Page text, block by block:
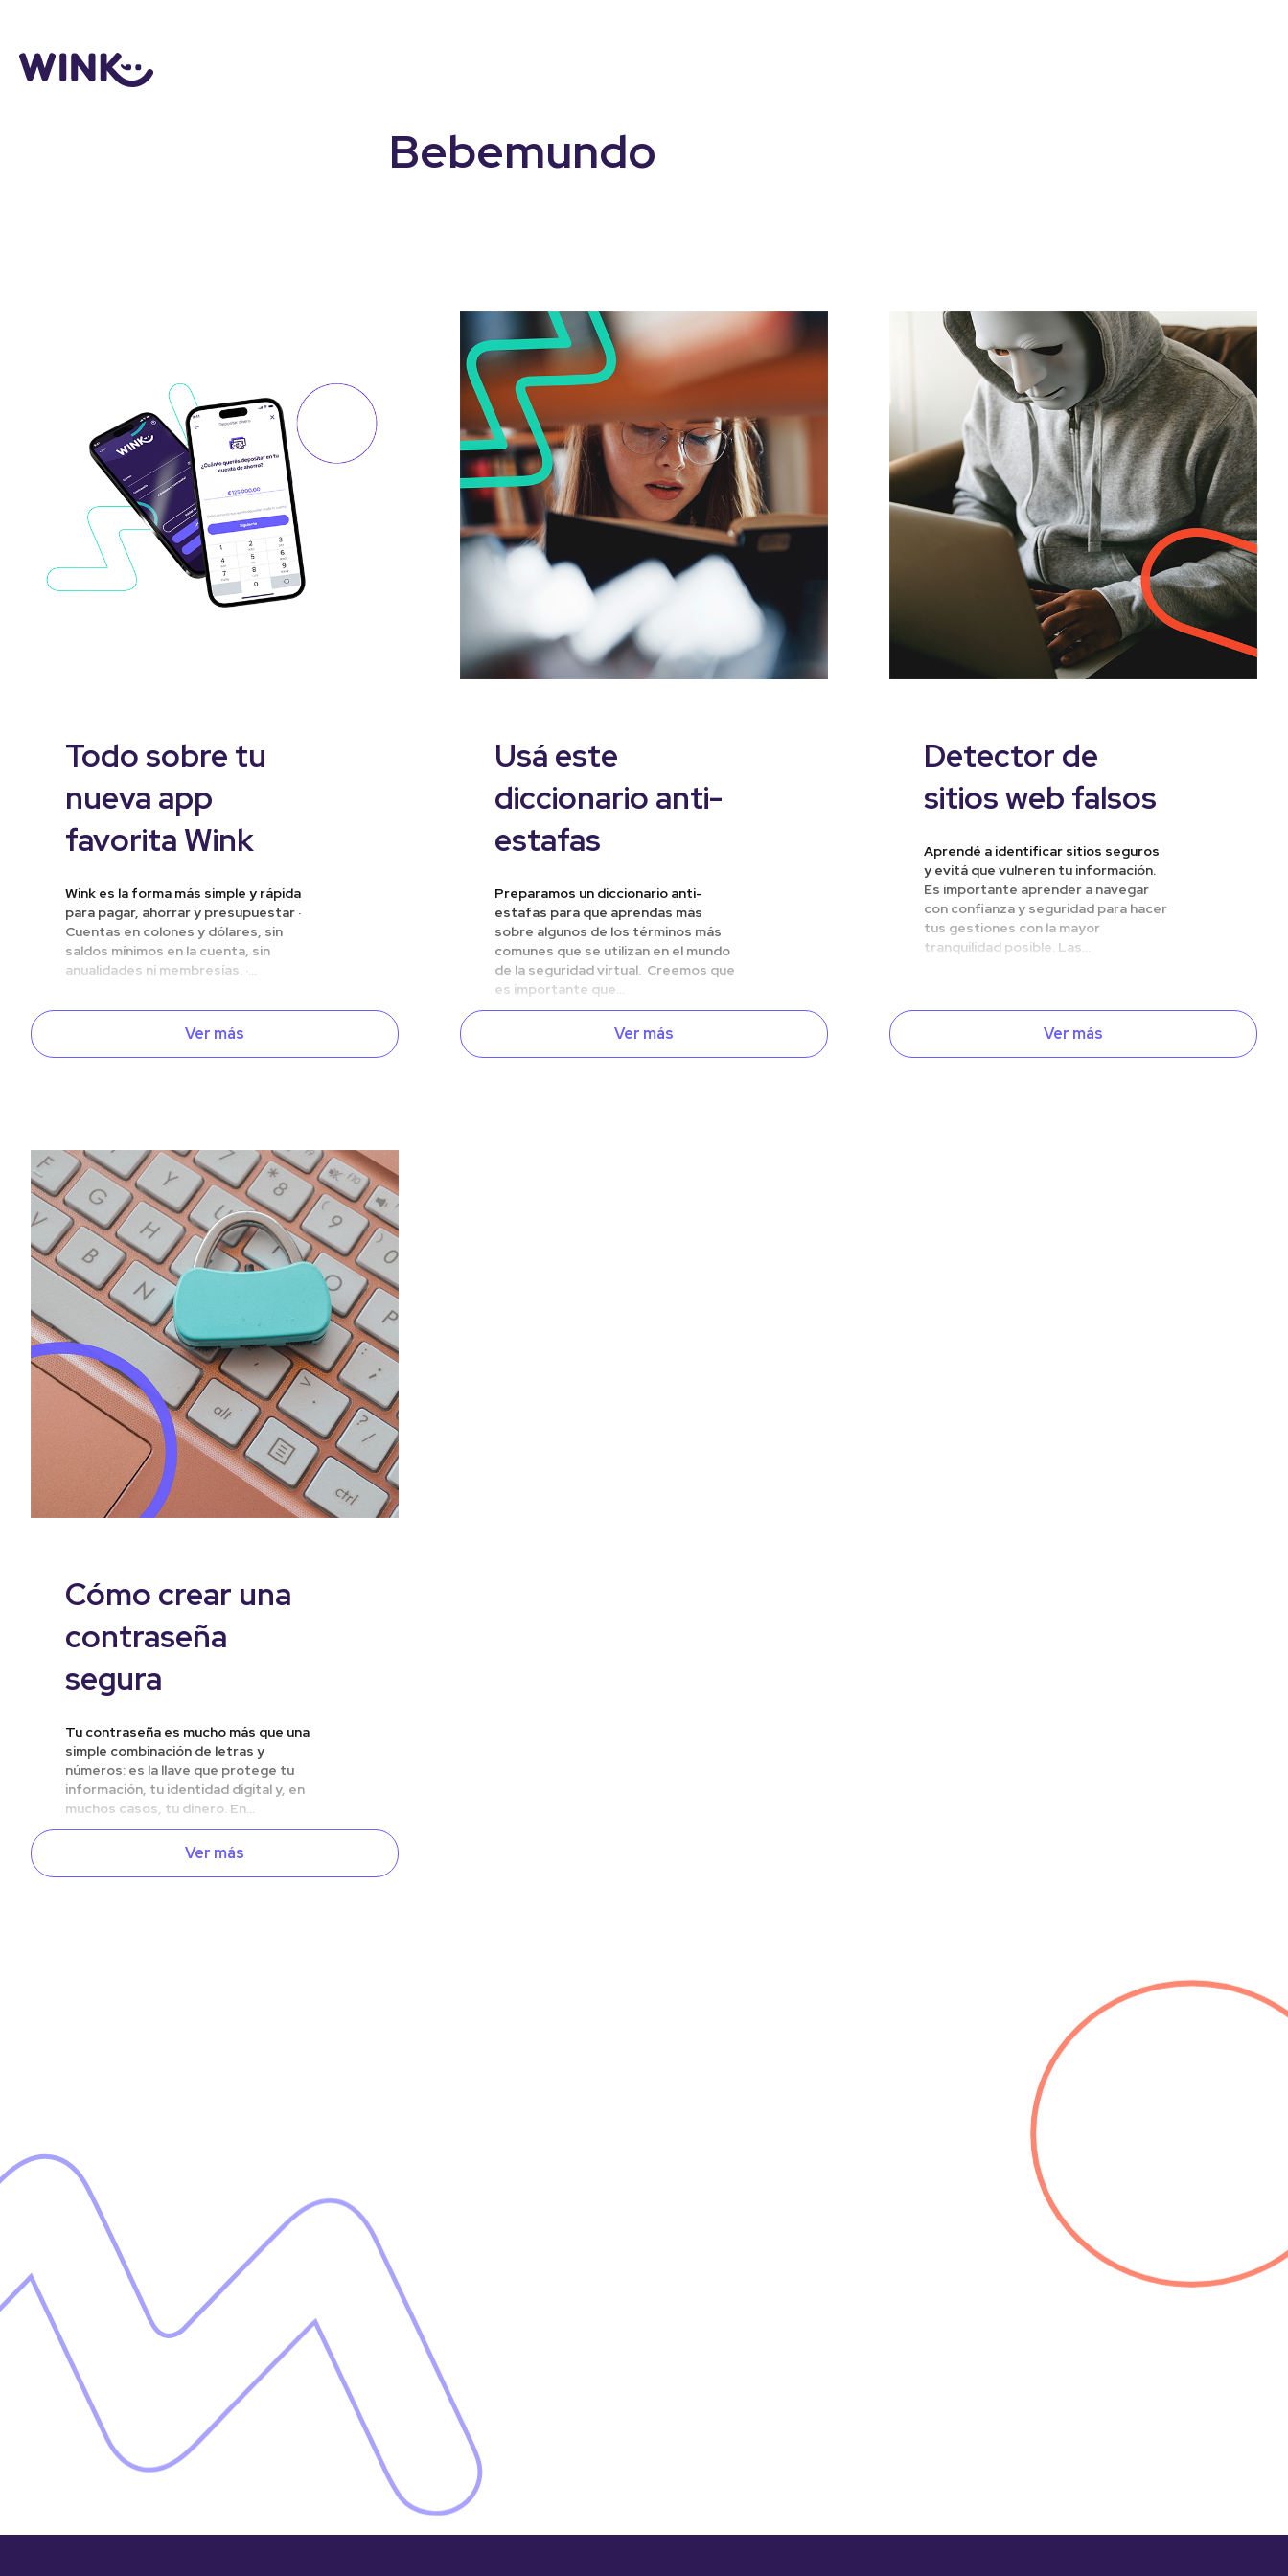
Logo
Bebemundo
Todo sobre tu
nueva app
favorita Wink
Wink es la forma más simple y rápida
para pagar, ahorrar y presupuestar ·
Cuentas en colones y dólares, sin
saldos mínimos en la cuenta, sin
anualidades ni membresías. ·...
Ver más
Usá este
diccionario anti-
estafas
Preparamos un diccionario anti-
estafas para que aprendas más
sobre algunos de los términos más
comunes que se utilizan en el mundo
de la seguridad virtual. Creemos que
es importante que...
Ver más
Detector de
sitios web falsos
Aprendé a identificar sitios seguros
y evitá que vulneren tu información.
Es importante aprender a navegar
con confianza y seguridad para hacer
tus gestiones con la mayor
tranquilidad posible. Las...
Ver más
Cómo crear una
contraseña
segura
Tu contraseña es mucho más que una
simple combinación de letras y
números: es la llave que protege tu
información, tu identidad digital y, en
muchos casos, tu dinero. En...
Ver más